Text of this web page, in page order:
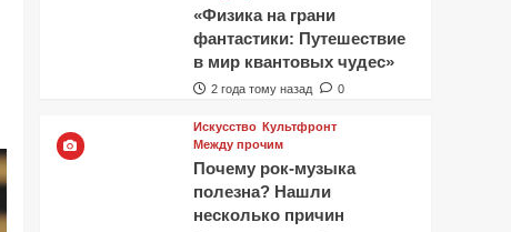
«Физика на грани
фантастики: Путешествие
в мир квантовых чудес»
2 года тому назад 0
Искусство Культфронт
Между прочим
Почему рок-музыка
полезна? Нашли
несколько причин